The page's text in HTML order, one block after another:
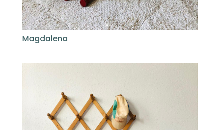
Magdalena